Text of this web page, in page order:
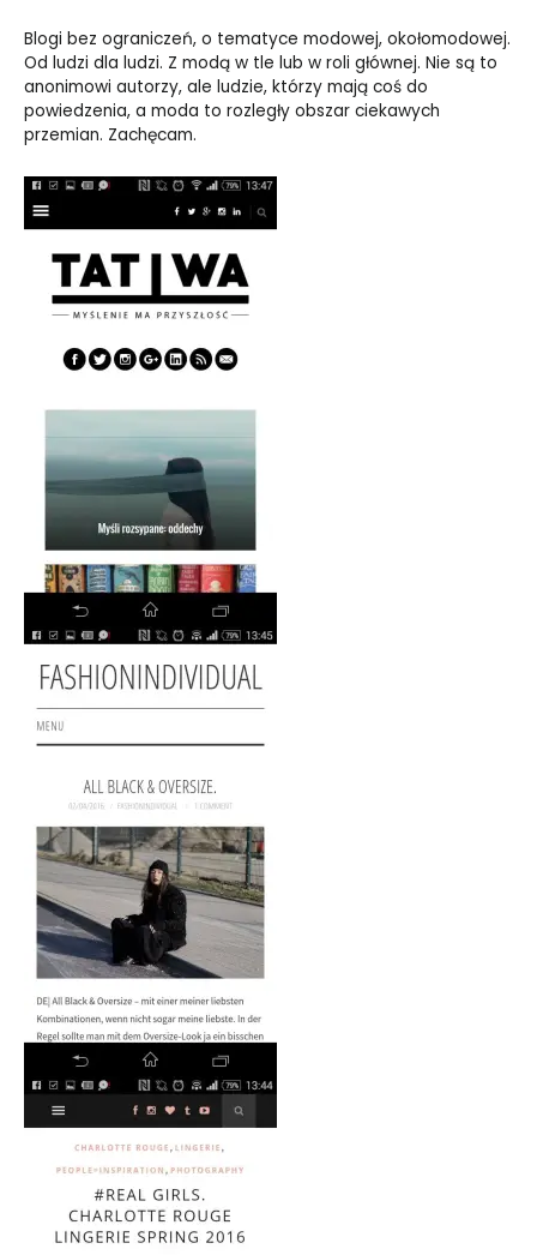
Blogi bez ograniczeń, o tematyce modowej, okołomodowej.
Od ludzi dla ludzi. Z modą w tle lub w roli głównej. Nie są to
anonimowi autorzy, ale ludzie, którzy mają coś do
powiedzenia, a moda to rozległy obszar ciekawych
przemian. Zachęcam.